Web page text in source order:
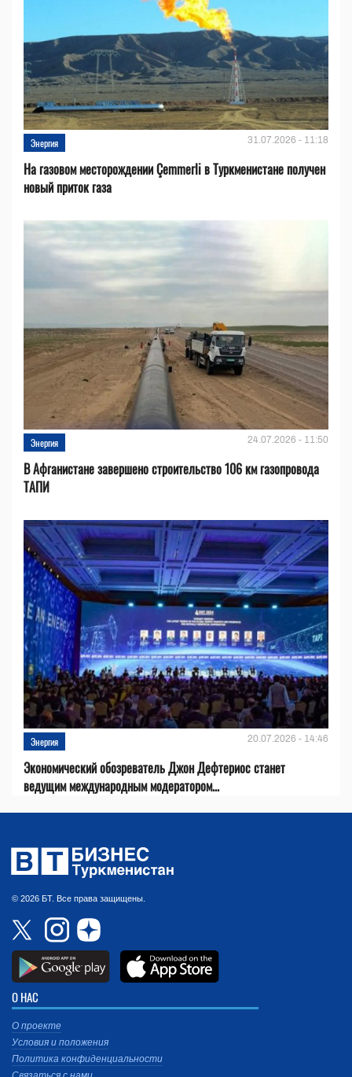
Энергия 31.07.2026 - 11:18
На газовом месторождении Çemmerli в Туркменистане получен
новый приток газа
Энергия 24.07.2026 - 11:50
В Афганистане завершено строительство 106 км газопровода
ТАПИ
Энергия 20.07.2026 - 14:46
Экономический обозреватель Джон Дефтериос станет
ведущим международным модератором...
© 2026 БТ. Все права защищены.
О НАС
О проекте
Условия и положения
Политика конфиденциальности